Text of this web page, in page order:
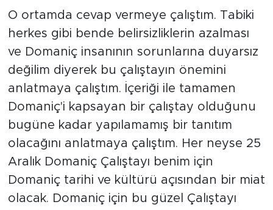
O ortamda cevap vermeye çalıştım. Tabiki
herkes gibi bende belirsizliklerin azalması
ve Domaniç insanının sorunlarına duyarsız
değilim diyerek bu çalıştayın önemini
anlatmaya çalıştım. İçeriği ile tamamen
Domaniç'i kapsayan bir çalıştay olduğunu
bugüne kadar yapılamamış bir tanıtım
olacağını anlatmaya çalıştım. Her neyse 25
Aralık Domaniç Çalıştayı benim için
Domaniç tarihi ve kültürü açısından bir miat
olacak. Domaniç için bu güzel Çalıştayı